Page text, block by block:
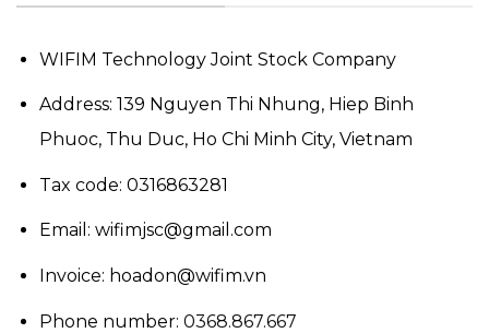
WIFIM Technology Joint Stock Company
Address: 139 Nguyen Thi Nhung, Hiep Binh
Phuoc, Thu Duc, Ho Chi Minh City, Vietnam
Tax code: 0316863281
Email: wifimjsc@gmail.com
Invoice: hoadon@wifim.vn
Phone number: 0368.867.667